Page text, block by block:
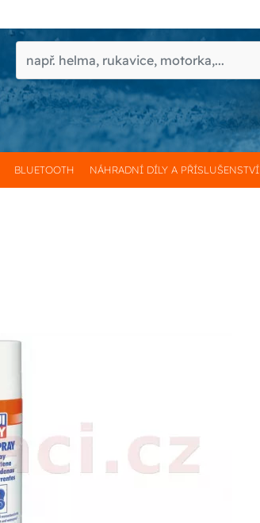
BLUETOOTH NÁHRADNÍ DÍLY A PŘÍSLUŠENSTVÍ